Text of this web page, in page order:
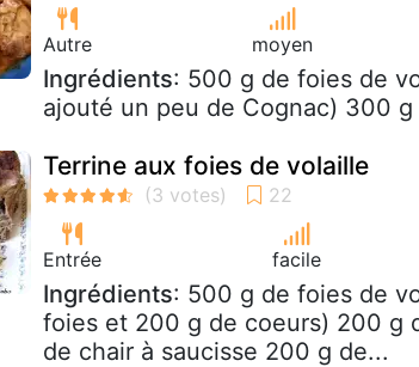
Autre moyen
Ingrédients: 500 g de foies de
ajouté un peu de Cognac) 300
Terrine aux foies de volaille
Entrée facile
Ingrédients: 500 g de foies de
foies et 200 g de coeurs) 200 g
de chair à saucisse 200 g de...